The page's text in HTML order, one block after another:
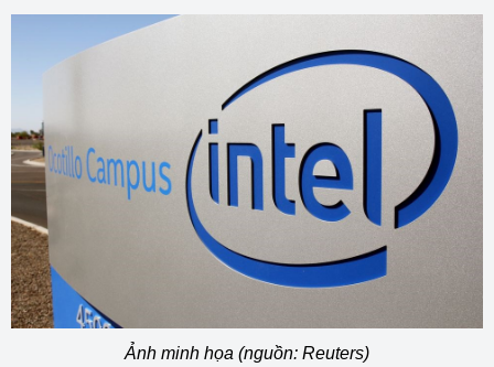
Ảnh minh họa (nguồn: Reuters)